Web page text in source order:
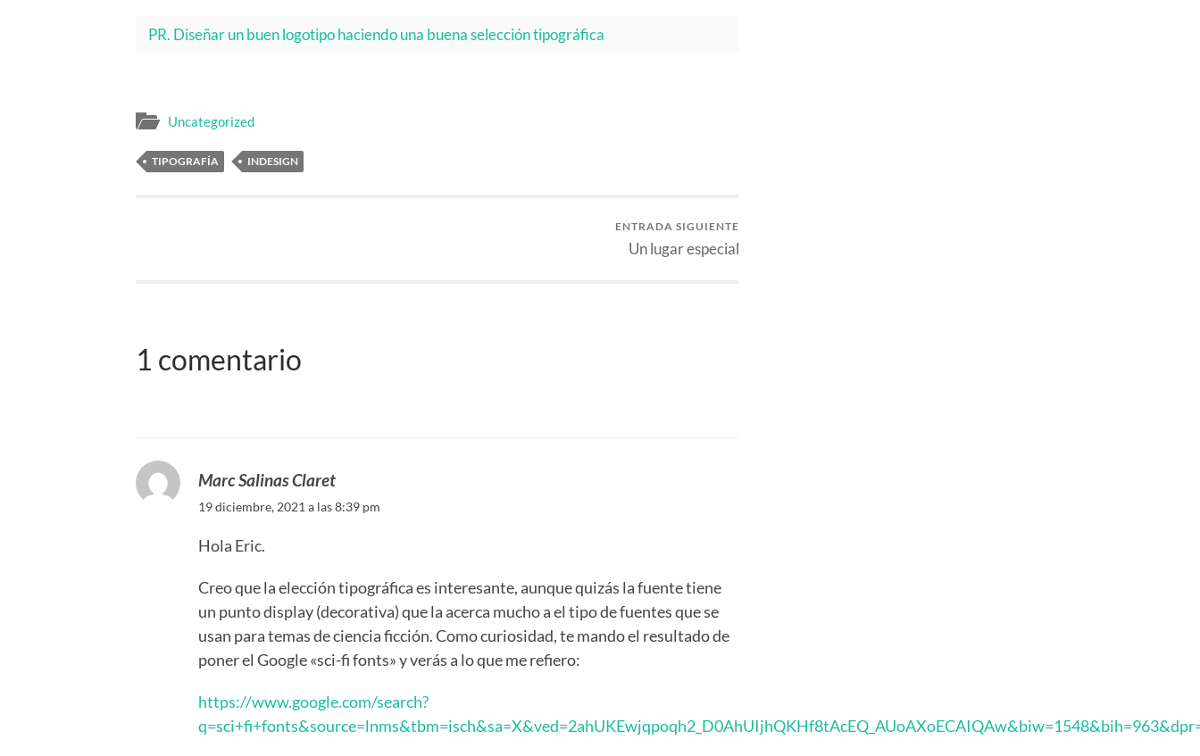
PR. Diseñar un buen logotipo haciendo una buena selección tipográfica
Uncategorized
TIPOGRAFÍA INDESIGN
ENTRADA SIGUIENTE
Un lugar especial
1 comentario
Marc Salinas Claret
19 diciembre, 2021 a las 8:39 pm
Hola Eric.
Creo que la elección tipográfica es interesante, aunque quizás la fuente tiene
un punto display (decorativa) que la acerca mucho a el tipo de fuentes que se
usan para temas de ciencia ficción. Como curiosidad, te mando el resultado de
poner el Google «sci-fi fonts» y verás a lo que me refiero:
https://www.google.com/search?